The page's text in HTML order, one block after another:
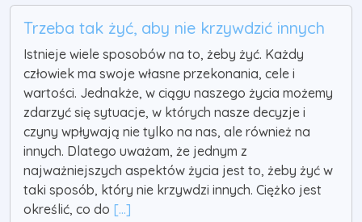
Trzeba tak żyć, aby nie krzywdzić innych
Istnieje wiele sposobów na to, żeby żyć. Każdy
człowiek ma swoje własne przekonania, cele i
wartości. Jednakże, w ciągu naszego życia możemy
zdarzyć się sytuacje, w których nasze decyzje i
czyny wpływają nie tylko na nas, ale również na
innych. Dlatego uważam, że jednym z
najważniejszych aspektów życia jest to, żeby żyć w
taki sposób, który nie krzywdzi innych. Ciężko jest
określić, co do [...]